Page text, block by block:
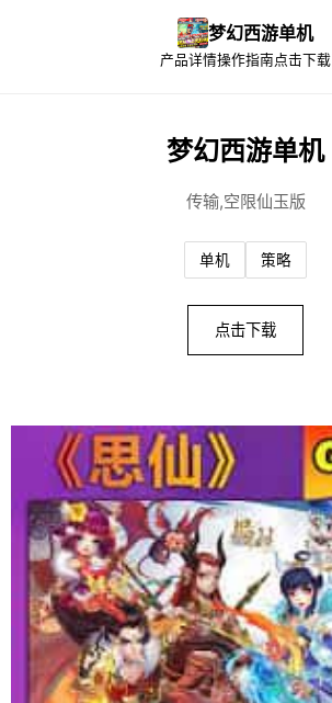
梦幻西游单机
产品详情操作指南点击下载
梦幻西游单机
传输,空限仙玉版
单机 策略
点击下载